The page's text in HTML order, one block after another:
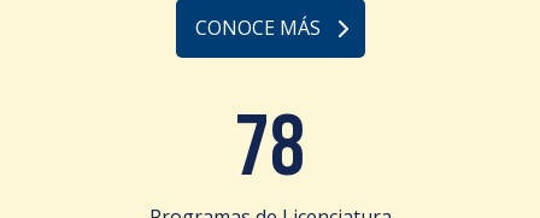
CONOCE MÁS
78